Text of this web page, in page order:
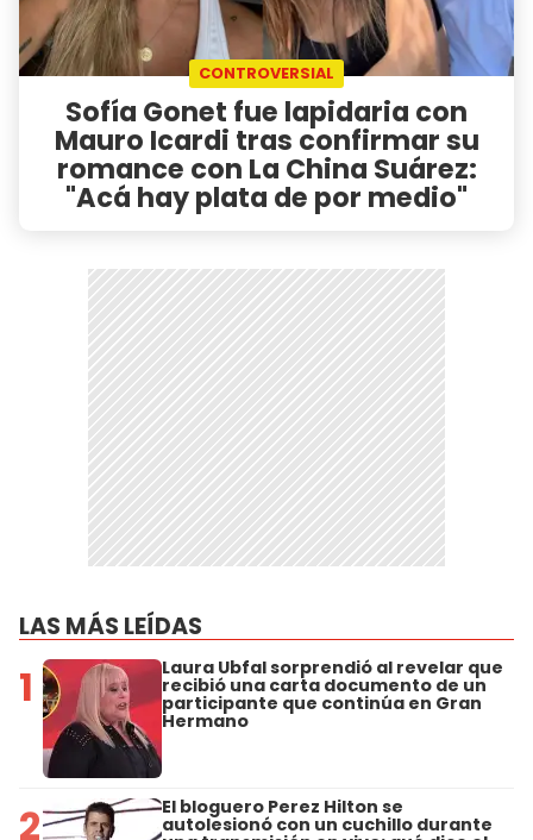
CONTROVERSIAL
Sofía Gonet fue lapidaria con
Mauro Icardi tras confirmar su
romance con La China Suárez:
"Acá hay plata de por medio"
LAS MÁS LEÍDAS
1 Laura Ubfal sorprendió al revelar que
recibió una carta documento de un
participante que continúa en Gran
Hermano
2 El bloguero Perez Hilton se
autolesionó con un cuchillo durante